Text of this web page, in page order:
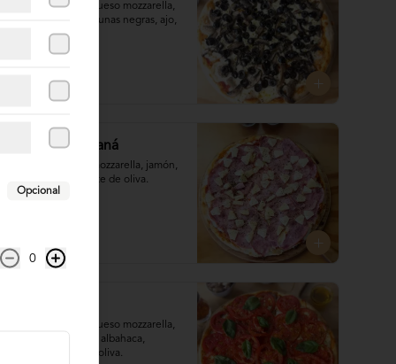
Salsa de tomates, queso mozzarella,
champiñones, aceitunas negras, ajo,
aceite de oliva.
$16.000
Jamón con Ananá
Salsa de tomates, mozzarella, jamón,
piña, orégano, aceite de oliva.
Salsa de tomates, queso mozzarella,
tomates en rodajas, albahaca,
orégano, aceite de oliva.
Opcional
0